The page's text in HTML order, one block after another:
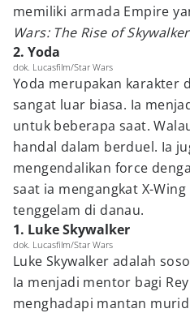
memiliki armada Empire
Wars: The Rise of
2. Yoda
dok. Lucasfilm/Star Wars
Yoda merupakan karakter
sangat luar biasa. Ia
untuk beberapa saat.
handal dalam berduel. Ia
mengendalikan force
saat ia mengangkat X-
tenggelam di danau.
1. Luke Skywalker
dok. Lucasfilm/Star Wars
Luke Skywalker adalah
Ia menjadi mentor bagi
menghadapi mantan